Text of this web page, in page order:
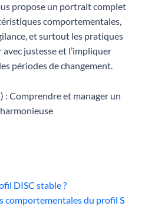
propose un portrait complet
comportementales,
et surtout les pratiques
justesse et l’impliquer
périodes de changement.
: Comprendre et manager un
DISC stable ?
comportementales du profil S